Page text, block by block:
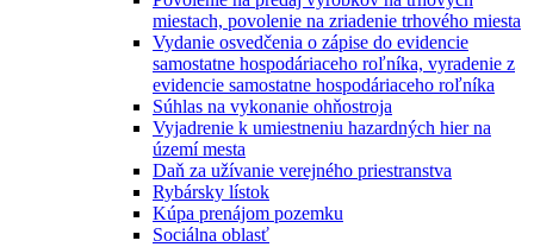
miestach, povolenie na zriadenie trhového miesta
Vydanie osvedčenia o zápise do evidencie
samostatne hospodáriaceho roľníka, vyradenie z
evidencie samostatne hospodáriaceho roľníka
Súhlas na vykonanie ohňostroja
Vyjadrenie k umiestneniu hazardných hier na
území mesta
Daň za užívanie verejného priestranstva
Rybársky lístok
Kúpa prenájom pozemku
Sociálna oblasť